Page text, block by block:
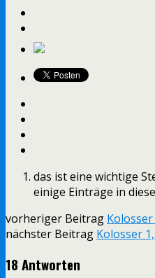
das ist eine wichtige
einige Einträge in
vorheriger Beitrag Kolosser
nächster Beitrag Kolosser
18 Antworten